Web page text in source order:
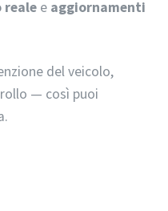
reale e aggiornamenti
del veicolo,
— così puoi